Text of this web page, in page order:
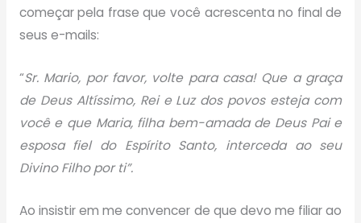
começar pela frase que você acrescenta no final de
seus e-mails:
“Sr. Mario, por favor, volte para casa! Que a graça
de Deus Altíssimo, Rei e Luz dos povos esteja com
você e que Maria, filha bem-amada de Deus Pai e
esposa fiel do Espírito Santo, interceda ao seu
Divino Filho por ti”.
Ao insistir em me convencer de que devo me filiar ao